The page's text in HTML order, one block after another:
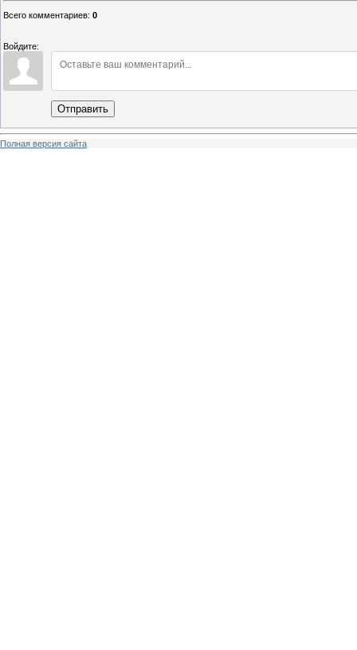
Всего комментариев: 0
Войдите:
Отправить
Полная версия сайта